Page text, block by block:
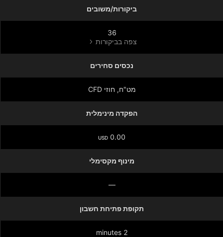
ביקורות/משובים
36
צפה בביקורות
נכסים סחירים
מט"ח, חוזי CFD
הפקדה מינימלית
0.00
USD
מינוף מקסימלי
—
תקופת פתיחת חשבון
2 minutes